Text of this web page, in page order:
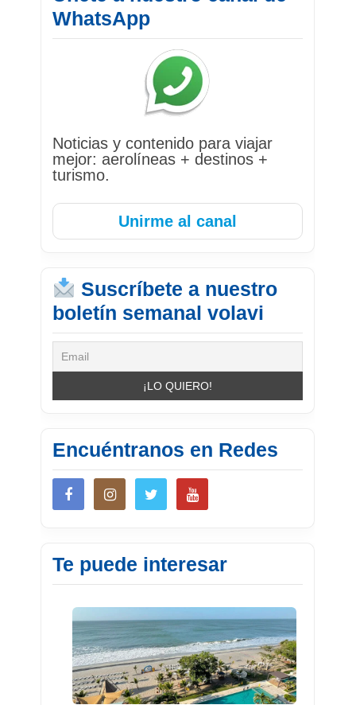
WhatsApp
Noticias y contenido para viajar
mejor: aerolíneas + destinos +
turismo.
Unirme al canal
Suscríbete a nuestro
boletín semanal volavi
Encuéntranos en Redes
Te puede interesar